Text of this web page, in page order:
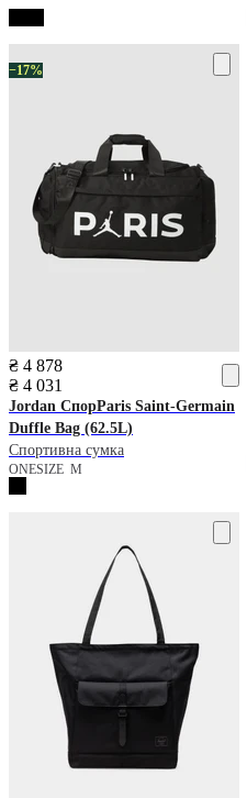
−17%
₴ 4 878
₴ 4 031
Jordan СпорParis Saint-Germain
Duffle Bag (62.5L)
Спортивна сумка
ONESIZE M